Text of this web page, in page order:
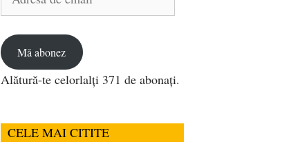
Mă abonez
Alătură-te celorlalți 371 de abonați.
CELE MAI CITITE